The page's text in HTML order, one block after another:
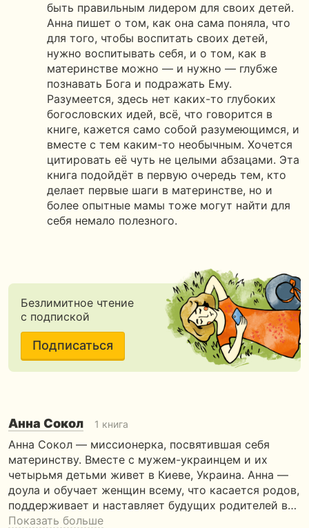
быть правильным лидером для своих детей.
Анна пишет о том, как она сама поняла, что
для того, чтобы воспитать своих детей,
нужно воспитывать себя, и о том, как в
материнстве можно — и нужно — глубже
познавать Бога и подражать Ему.
Разумеется, здесь нет каких-то глубоких
богословских идей, всё, что говорится в
книге, кажется само собой разумеющимся, и
вместе с тем каким-то необычным. Хочется
цитировать её чуть не целыми абзацами. Эта
книга подойдёт в первую очередь тем, кто
делает первые шаги в материнстве, но и
более опытные мамы тоже могут найти для
себя немало полезного.
Безлимитное чтение
с подпиской
Подписаться
Анна Сокол 1 книга
Анна Сокол — миссионерка, посвятившая себя
материнству. Вместе с мужем-украинцем и их
четырьмя детьми живет в Киеве, Украина. Анна —
доула и обучает женщин всему, что касается родов,
поддерживает и наставляет будущих родителей в…
Показать больше